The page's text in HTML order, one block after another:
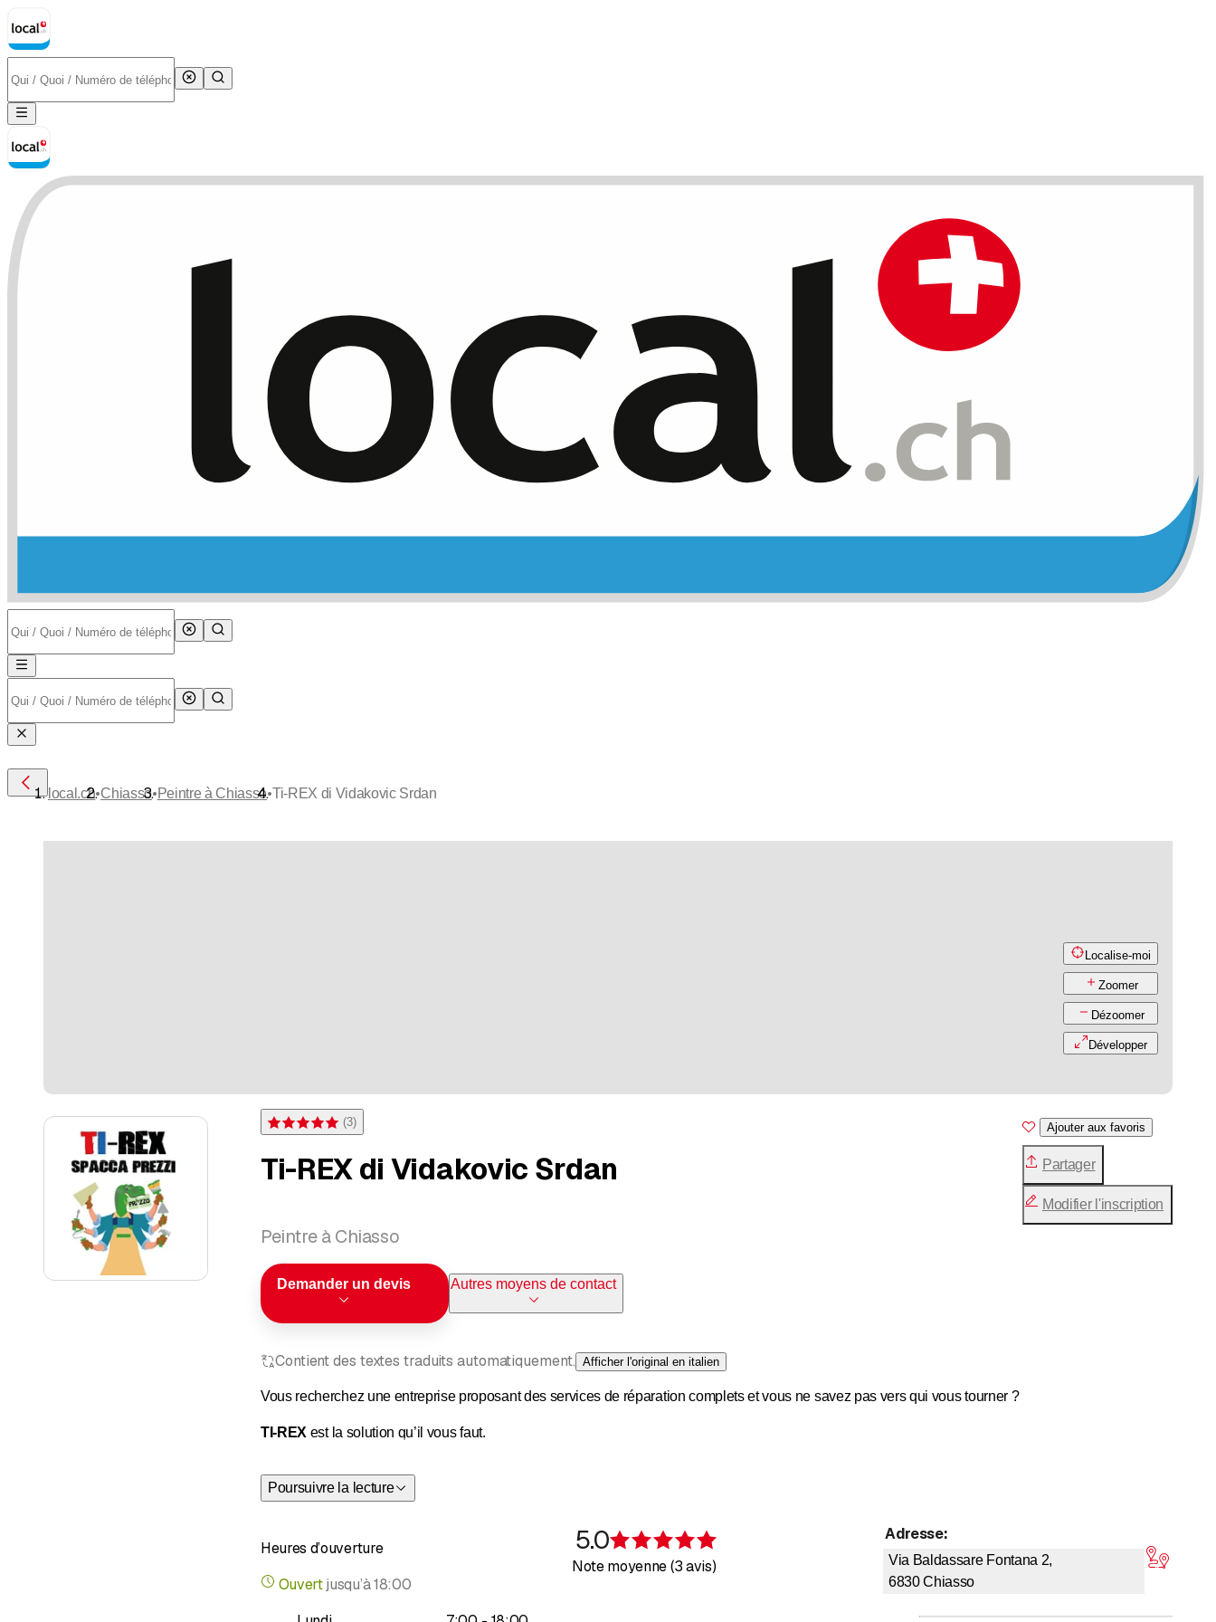
Localise-moi
Zoomer
Dézoomer
Développer
Note 5 sur 5 étoiles pour 3 évaluations
(3)
Ti-REX di Vidakovic Srdan
Peintre à Chiasso
Demander un devis Autres moyens de contact
Ajouter aux favoris
Partager
Modifier l'inscription
Contient des textes traduits automatiquement. Afficher l'original en italien
Vous recherchez une entreprise proposant des services de réparation complets et vous ne savez pas vers qui vous tourner ?
TI-REX est la solution qu’il vous faut.
Je réalise les travaux suivants : - PEINTURE
- LISSAGE DE TOUTES SORTES
- POSE DE STRATIFIÉ
- RÉPARATION
Poursuivre la lecture
Heures d’ouverture
Ouvert jusqu’à18:00
5.0
Note moyenne (3 avis)
Adresse:
Via Baldassare Fontana 2,
6830 Chiasso
local.ch•Chiasso•Peintre à Chiasso•Ti-REX di Vidakovic Srdan